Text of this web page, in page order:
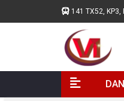
141 TX52, KP3,